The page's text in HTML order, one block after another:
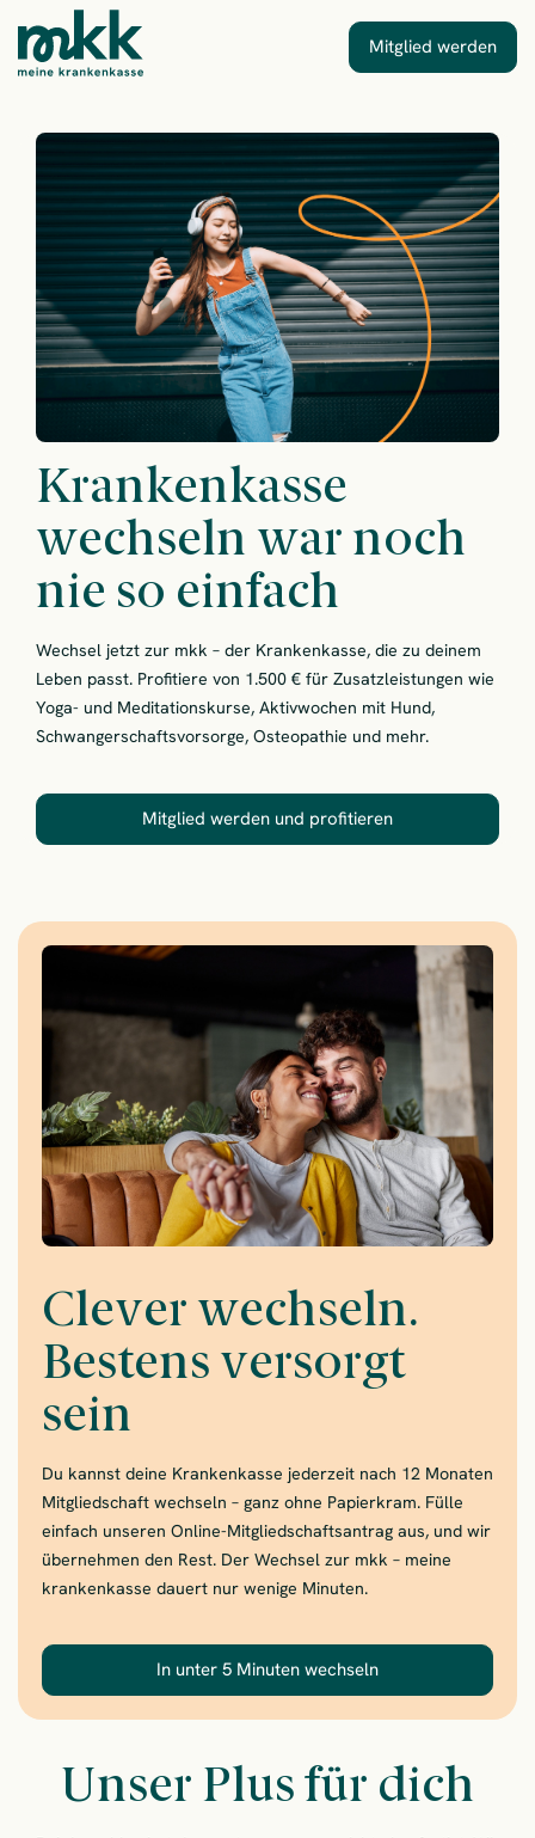
Mitglied werden
Krankenkasse
wechseln war noch
nie so einfach
Wechsel jetzt zur mkk – der Krankenkasse, die zu deinem
Leben passt. Profitiere von 1.500 € für Zusatzleistungen wie
Yoga- und Meditationskurse, Aktivwochen mit Hund,
Schwangerschaftsvorsorge, Osteopathie und mehr.
Mitglied werden und profitieren
Clever wechseln.
Bestens versorgt
sein
Du kannst deine Krankenkasse jederzeit nach 12 Monaten
Mitgliedschaft wechseln – ganz ohne Papierkram. Fülle
einfach unseren Online-Mitgliedschaftsantrag aus, und wir
übernehmen den Rest. Der Wechsel zur mkk – meine
krankenkasse dauert nur wenige Minuten.
In unter 5 Minuten wechseln
Unser Plus für dich